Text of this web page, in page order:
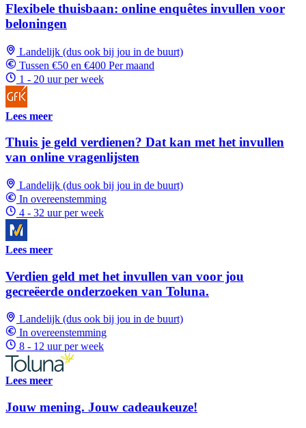
Flexibele thuisbaan: online enquêtes invullen voor
beloningen
Landelijk (dus ook bij jou in de buurt)
Tussen €50 en €400 Per maand
1 - 20 uur per week
Lees meer
Thuis je geld verdienen? Dat kan met het invullen
van online vragenlijsten
Landelijk (dus ook bij jou in de buurt)
In overeenstemming
4 - 32 uur per week
Lees meer
Verdien geld met het invullen van voor jou
gecreëerde onderzoeken van Toluna.
Landelijk (dus ook bij jou in de buurt)
In overeenstemming
8 - 12 uur per week
Lees meer
Jouw mening. Jouw cadeaukeuze!